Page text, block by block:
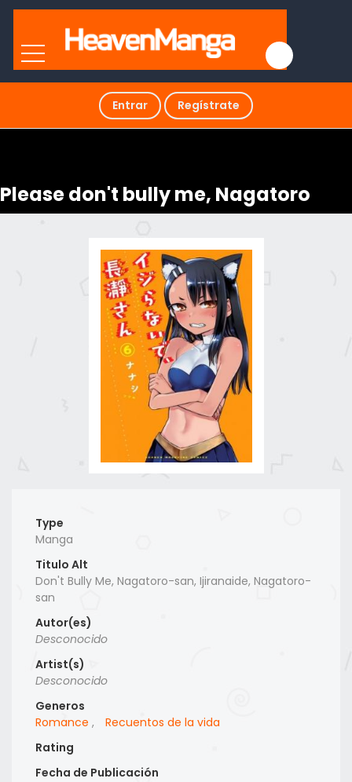
Entrar Regístrate
Please don't bully me, Nagatoro
Type
Manga
Titulo Alt
Don't Bully Me, Nagatoro-san, Ijiranaide, Nagatoro-
san
Autor(es)
Desconocido
Artist(s)
Desconocido
Generos
Romance ,
Recuentos de la vida
Rating
Fecha de Publicación